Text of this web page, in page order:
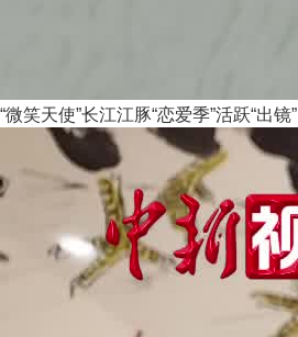
“微笑天使”长江江豚“恋爱季”活跃“出镜”